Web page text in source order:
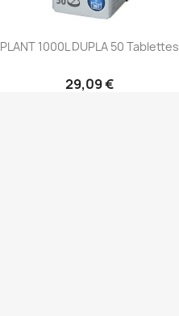
Aperçu rapide
PLANT 1000L DUPLA 50 Tablettes
29,09 €